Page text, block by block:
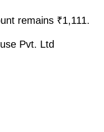
remains ₹1,111.
Pvt. Ltd